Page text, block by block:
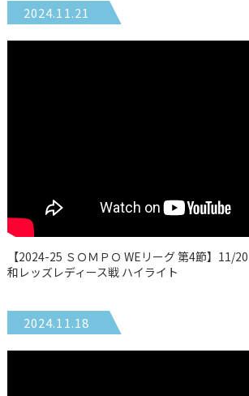
2024.11.21
【2024-25 ＳＯＭＰＯ WEリーグ 第4節】11/
和レッズレディース戦 ハイライト
2024.11.18